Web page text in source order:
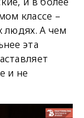
классе –
людях. А чем
эта
и не